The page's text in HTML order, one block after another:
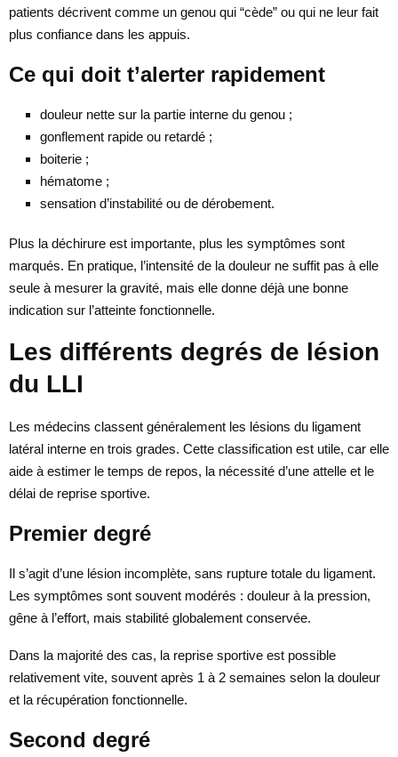
patients décrivent comme un genou qui “cède” ou qui ne leur fait
plus confiance dans les appuis.
Ce qui doit t’alerter rapidement
douleur nette sur la partie interne du genou ;
gonflement rapide ou retardé ;
boiterie ;
hématome ;
sensation d’instabilité ou de dérobement.
Plus la déchirure est importante, plus les symptômes sont
marqués. En pratique, l’intensité de la douleur ne suffit pas à elle
seule à mesurer la gravité, mais elle donne déjà une bonne
indication sur l’atteinte fonctionnelle.
Les différents degrés de lésion
du LLI
Les médecins classent généralement les lésions du ligament
latéral interne en trois grades. Cette classification est utile, car elle
aide à estimer le temps de repos, la nécessité d’une attelle et le
délai de reprise sportive.
Premier degré
Il s’agit d’une lésion incomplète, sans rupture totale du ligament.
Les symptômes sont souvent modérés : douleur à la pression,
gêne à l’effort, mais stabilité globalement conservée.
Dans la majorité des cas, la reprise sportive est possible
relativement vite, souvent après 1 à 2 semaines selon la douleur
et la récupération fonctionnelle.
Second degré